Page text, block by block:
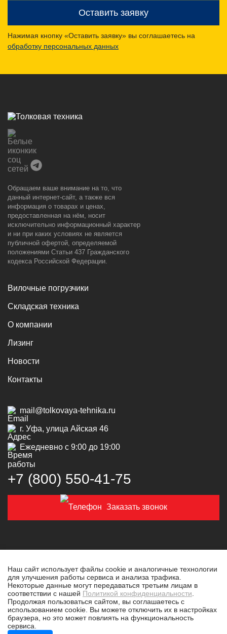
Оставить заявку
Нажимая кнопку «Оставить заявку» вы соглашаетесь на
обработку персональных данных
Обращаем ваше внимание на то, что
данный интернет-сайт, а также вся
информация о товарах и ценах,
предоставленная на нём, носит
исключительно информационный характер
и ни при каких условиях не является
публичной офертой, определяемой
положениями Статьи 437 Гражданского
кодекса Российской Федерации.
Вилочные погрузчики
Складская техника
О компании
Лизинг
Новости
Контакты
mail@tolkovaya-tehnika.ru
г. Уфа, улица Айская 46
Ежедневно с 9:00 до 19:00
+7 (800) 550‑41‑75
Заказать звонок
© 2019-2026 Толковая техника
Политика конфиденциальности
Разработано в tim-marketing.ru
Наш сайт использует файлы cookie и аналогичные технологии
для улучшения работы сервиса и анализа трафика.
Некоторые данные могут передаваться третьим лицам в
соответствии с нашей Политикой конфиденциальности
Продолжая пользоваться сайтом, вы соглашаетесь с
использованием cookie. Вы можете отключить их в настройках
браузера, но это может повлиять на функциональность
сервиса.